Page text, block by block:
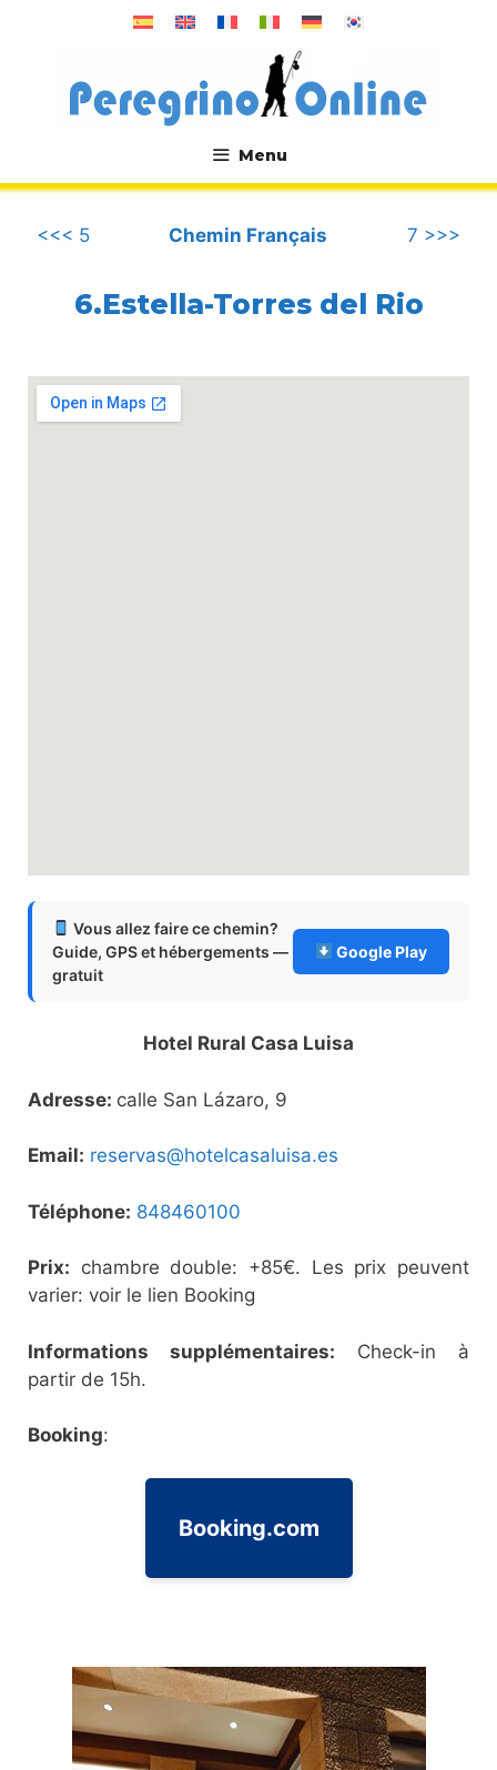
Menu
.
<<< 5
Chemin Français 7 >>>
6.Estella-Torres del Rio
Vous allez faire ce chemin?
Guide, GPS et hébergements —
gratuit
Google Play
Hotel Rural Casa Luisa
Adresse: calle San Lázaro, 9
Email: reservas@hotelcasaluisa.es
Téléphone: 848460100
Prix: chambre double: +85€. Les prix peuvent
varier: voir le lien Booking
Informations supplémentaires: Check-in à
partir de 15h.
Booking:
Booking.com